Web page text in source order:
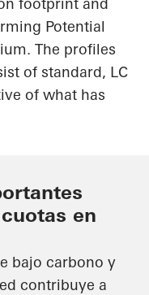
Potential
The profiles
of standard, LC
of what has
en
bajo carbono y
contribuye a